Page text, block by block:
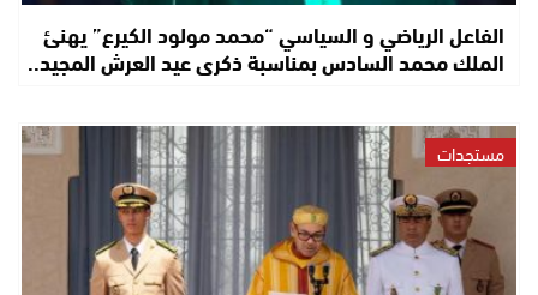
الفاعل الرياضي و السياسي “محمد مولود الكيرع” يهنئ
الملك محمد السادس بمناسبة ذكرى عيد العرش المجيد..
مستجدات